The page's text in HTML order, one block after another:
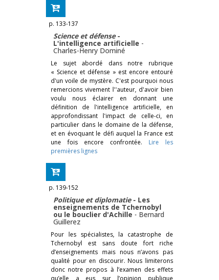
p. 133-137
Science et défense-
L'intelligence artificielle -
Charles-Henry Dominé
Le sujet abordé dans notre rubrique
« Science et défense » est encore entouré
d'un voile de mystère. C'est pourquoi nous
remercions vivement l''auteur, d'avoir bien
voulu nous éclairer en donnant une
définition de l'intelligence artificielle, en
approfondissant l'impact de celle-ci, en
particulier dans le domaine de la défense,
et en évoquant le défi auquel la France est
une fois encore confrontée. Lire les
premières lignes
p. 139-152
Politique et diplomatie- Les
enseignements de Tchernobyl
ou le bouclier d'Achille - Bernard
Guillerez
Pour les spécialistes, la catastrophe de
Tchernobyl est sans doute fort riche
d’enseignements mais nous n’avons pas
qualité pour en discourir. Nous limiterons
donc notre propos à l’examen des effets
qu’elle a eus sur l’opinion publique